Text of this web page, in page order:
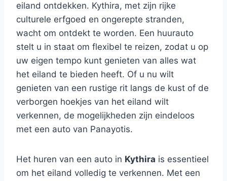
eiland ontdekken. Kythira, met zijn rijke
culturele erfgoed en ongerepte stranden,
wacht om ontdekt te worden. Een huurauto
stelt u in staat om flexibel te reizen, zodat u op
uw eigen tempo kunt genieten van alles wat
het eiland te bieden heeft. Of u nu wilt
genieten van een rustige rit langs de kust of de
verborgen hoekjes van het eiland wilt
verkennen, de mogelijkheden zijn eindeloos
met een auto van Panayotis.
Het huren van een auto in Kythira is essentieel
om het eiland volledig te verkennen. Met een